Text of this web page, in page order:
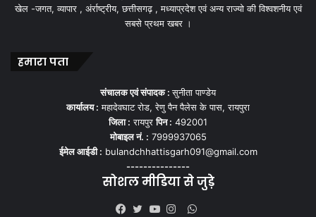
खेल -जगत, व्यापार , अंर्राष्ट्रीय, छत्तीसगढ़ , मध्याप्रदेश एवं अन्य राज्यो की विश्वशनीय एवं
सबसे प्रथम खबर ।
हमारा पता
संचालक एवं संपादक :सुनीता पाण्डेय
कार्यालय : महादेवघाट रोड, रेणु पैन पैलेस के पास, रायपुरा
जिला : रायपुरपिन : 492001
मोबाइल नं. : 7999937065
ईमेल आईडी : bulandchhattisgarh091@gmail.com
---------------
सोशल मीडिया से जुड़े
WhatsApp